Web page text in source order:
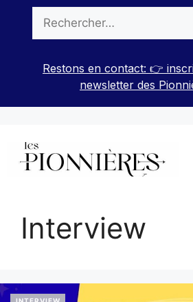
contenu
Restons en contact: 👉
newsletter des
Interview
INTERVIEW